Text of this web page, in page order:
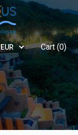
EUR Cart (0)